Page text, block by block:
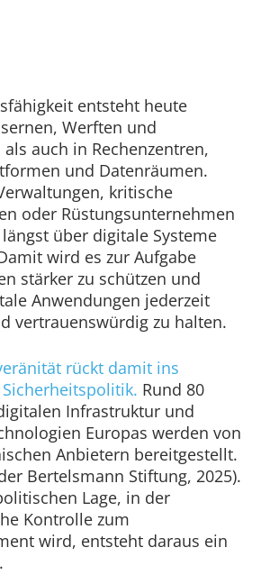
entsteht heute
Werften und
auch in Rechenzentren,
und Datenräumen.
kritische
oder Rüstungsunternehmen
über digitale Systeme
wird es zur Aufgabe
stärker zu schützen und
Anwendungen jederzeit
vertrauenswürdig zu halten.
rückt damit ins
Rund 80
Infrastruktur und
Europas werden von
Anbietern bereitgestellt.
Bertelsmann Stiftung, 2025).
Lage, in der
Kontrolle zum
wird, entsteht daraus ein